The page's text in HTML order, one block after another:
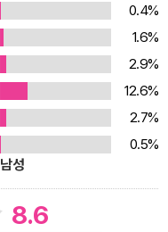
0.4%
1.6%
2.9%
12.6%
2.7%
0.5%
남성
8.6